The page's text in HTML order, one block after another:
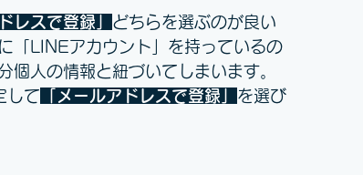
レスで登録」 どちらを選ぶのが良い
「LINEアカウント」を持っているの
個人の情報と紐づいてしまいます。
して 「メールアドレスで登録」 を選び